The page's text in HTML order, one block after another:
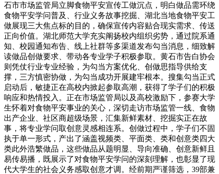
石市市场监管局立脚食物平安宣传工做沉点，明白做品需环绕
食物平安学问普及、行业义务故事挖掘、湖北当地食物平安工
做展现三大焦点标的目的，确保宣传内容贴合现实需求、传送
正向价值。湖北师范大学充实阐扬校内组织劣势，通过院系通
知、校园通知布告、线上社群等多渠道发布勾当消息，细致解
读做品创做要求、带动各专业学子积极参取。黄石市告白协会
则凭仗行业专业经验，为勾当方案优化、创做思指导供给支
撑，三方慎密协做，为勾当成功开展建牢根本。搜集勾当正式
启动后，敏捷正在高校内掀起参取高潮，获得了学子们的积极
响应和热情投入。正在市场监管局以及高校激励下，参赛大学
生怀着对食物平安事业的关心，深切走访市场监管一线、食物
出产企业、社区商超级场景，汇集新鲜素材、挖掘实正在故
事，将专业学问取创意灵感相连系。创做过程中，学子们不固
执于单一形式，产出了涵盖视频类、平面类、类和创意类四大
类此外浩繁做品，这些做品从题明显、导向准确、创意新鲜且
易传易播，既展示了对食物平安学问的深刻理解，也彰显了现
代大学生的社会义务感取创意才调。经前期严谨筛选，39部兼